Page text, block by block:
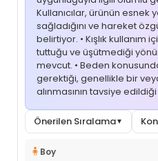
Kullanıcılar, ürünün esnek
sağladığını ve hareket
belirtiyor. • Kışlık kullanım
tuttuğu ve üşütmediği
mevcut. • Beden
gerektiği, genellikle bir
alınmasının tavsiye
Önerilen Sıralama▼
🧍 Boy